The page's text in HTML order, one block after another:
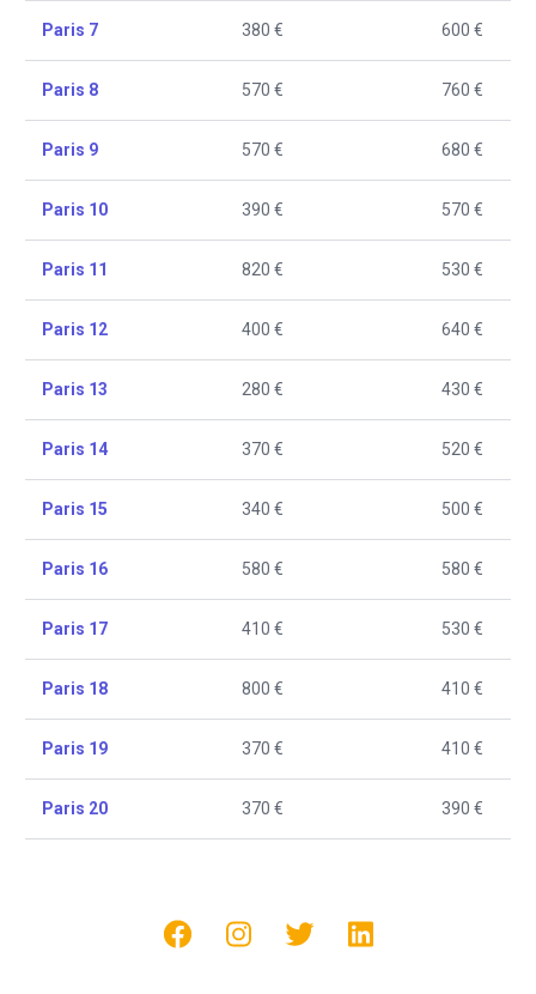
Paris 7 380 € 600 €
Paris 8 570 € 760 €
Paris 9 570 € 680 €
Paris 10 390 € 570 €
Paris 11 820 € 530 €
Paris 12 400 € 640 €
Paris 13 280 € 430 €
Paris 14 370 € 520 €
Paris 15 340 € 500 €
Paris 16 580 € 580 €
Paris 17 410 € 530 €
Paris 18 800 € 410 €
Paris 19 370 € 410 €
Paris 20 370 € 390 €